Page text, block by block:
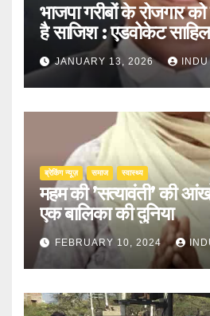
भाजपा गरीबों के रोजगार
है साजिश : एडवोकेट साहिल
JANUARY 13, 2026
ब्रेकिंग न्यूज़ समाज स्वास्थ्य
महम की ’सत्यावंती’ की
एक बालिका की दुनिया
FEBRUARY 10, 2024